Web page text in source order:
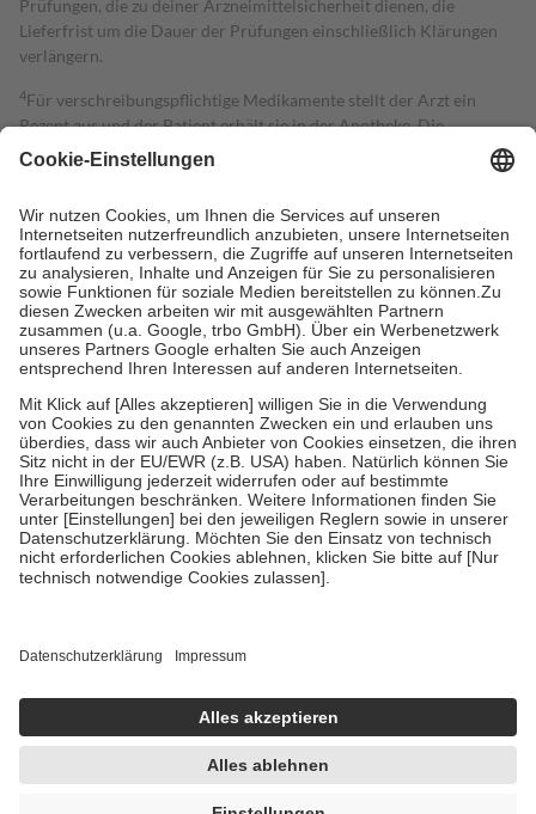
Prüfungen, die zu deiner Arzneimittelsicherheit dienen, die
Lieferfrist um die Dauer der Prüfungen einschließlich Klärungen
verlängern.
4Für verschreibungspflichtige Medikamente stellt der Arzt ein
Rezept aus und der Patient erhält sie in der Apotheke. Die
gesetzliche Krankenversicherung übernimmt in der Regel die
Kosten dafür, der Versicherte trägt einen Teil davon als Zuzahlung
Grundsätzlich leisten Mitglieder Zuzahlungen in Höhe von zehn
Prozent des Abgabepreises,mindestens jedochfünf Euround
höchstens zehn Euro.Es sind jedoch nie mehr als die tatsächlichen
Kosten der Leistung zu entrichten.
Diese Regeln gelten grundsätzlich auch für Online-Apotheken.
Bei Heilmitteln und häuslicher Krankenpflege beträgt die
Zuzahlung zehn Prozent der Kosten sowie zehn Euro je
Verordnung.
Um das Engagement der Versicherten für ihre eigene Gesundheit zu
stärken und die besondere Stellung der Familie zu unterstützen,
fallenkeine Zuzahlungenan bei:
• Kindern und Jugendlichen bis zum vollendeten 18. Lebensjahr
mit Ausnahme der Fahrkosten
• Untersuchungen zur Vorsorge und Früherkennung, die von der
GKV getragen werden
Einholung von Bewertungen. Trusted Shops hat Maßnahmen
getroffen, um sicherzustellen, dass es sich um echte Bewertungen
handelt. Mehr Informationen findest du hier:
https://help.etrusted.com/hc/de/articles/4419944605341